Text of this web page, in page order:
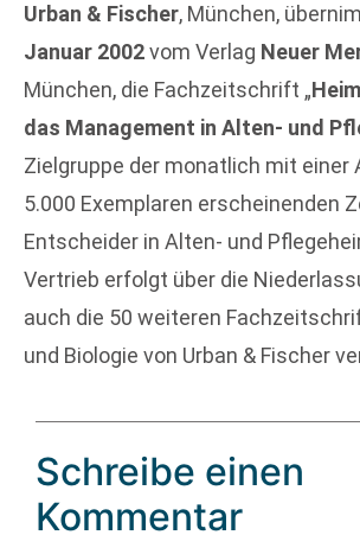
Urban & Fischer, München,
Januar 2002vom Verlag Neuer
München, die Fachzeitschrift „
das Management in Alten- und
Zielgruppe der monatlich mit einer
5.000 Exemplaren erscheinenden
Entscheider in Alten- und
Vertrieb erfolgt über die
auch die 50 weiteren
und Biologie von Urban & Fischer
Schreibe einen
Kommentar